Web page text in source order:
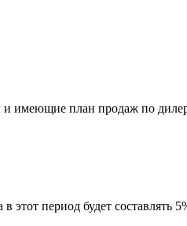
имеющие план продаж по
этот период будет составлять